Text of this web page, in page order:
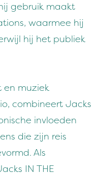
gebruik maakt
waarmee hij
hij het publiek
en muziek
combineert Jacks
invloeden
die zijn reis
Als
IN THE